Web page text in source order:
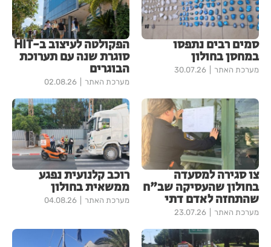
סמים רבים נתפסו
במחסן בחולון
מערכת האתר 30.07.26
הפקולטה לעיצוב ב-HIT
סוגרת שנה עם תערוכת
הבוגרים
מערכת האתר 02.08.26
צו סגירה למסעדה
בחולון שהעסיקה שב"ח
שהתחזה לאדם דתי
מערכת האתר 23.07.26
רוכב קלנועית נפגע
ממשאית בחולון
מערכת האתר 04.08.26